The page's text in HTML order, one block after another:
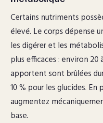
Certains nutriments
élevé. Le corps dépense
les digérer et les
plus efficaces : environ 20
apportent sont brûlées
10 % pour les glucides.
augmentez
base.